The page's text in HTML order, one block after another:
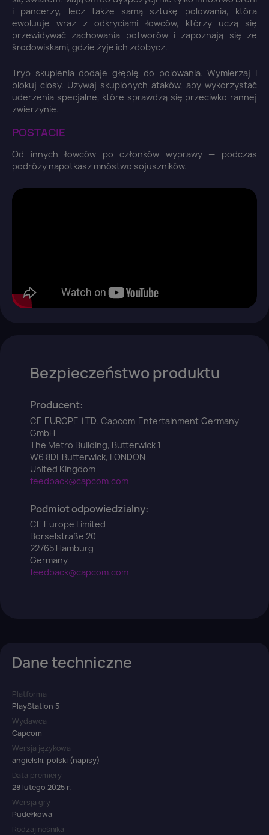
i pancerzy, lecz także samą sztukę polowania, która
ewoluuje wraz z odkryciami łowców, którzy uczą się
przewidywać zachowania potworów i zapoznają się ze
środowiskami, gdzie żyje ich zdobycz.
Tryb skupienia dodaje głębię do polowania. Wymierzaj i
blokuj ciosy. Używaj skupionych ataków, aby wykorzystać
uderzenia specjalne, które sprawdzą się przeciwko rannej
zwierzynie.
POSTACIE
Od innych łowców po członków wyprawy — podczas
podróży napotkasz mnóstwo sojuszników.
Bezpieczeństwo produktu
Producent:
CE EUROPE LTD. Capcom Entertainment Germany
GmbH
The Metro Building, Butterwick 1
W6 8DL Butterwick, LONDON
United Kingdom
feedback@capcom.com
Podmiot odpowiedzialny:
CE Europe Limited
Borselstraße 20
22765 Hamburg
Germany
feedback@capcom.com
Dane techniczne
Platforma
PlayStation 5
Wydawca
Capcom
Wersja językowa
angielski, polski (napisy)
Data premiery
28 lutego 2025 r.
Wersja gry
Pudełkowa
Rodzaj nośnika
Anuluj